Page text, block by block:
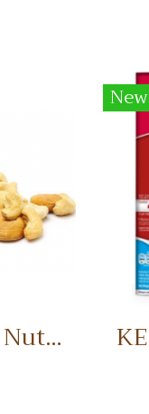
Half Cashew Nuts เม็ดมะม่วงหิมพานต์แบ่งครึ่ง
New